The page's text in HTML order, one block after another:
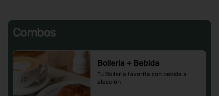
Combos
Bolleria + Bebida
Tu Bolleria favorita con bebida a
elección